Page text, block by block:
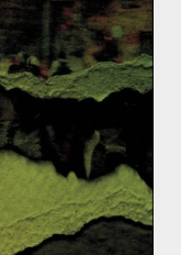
ORIENT
conflit syrien
plusieurs
dans le cadre